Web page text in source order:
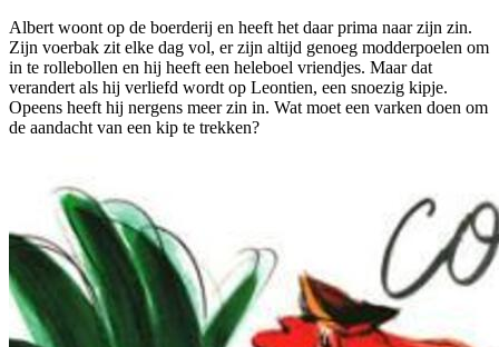
Albert woont op de boerderij en heeft het daar prima naar zijn zin.
Zijn voerbak zit elke dag vol, er zijn altijd genoeg modderpoelen om
in te rollebollen en hij heeft een heleboel vriendjes. Maar dat
verandert als hij verliefd wordt op Leontien, een snoezig kipje.
Opeens heeft hij nergens meer zin in. Wat moet een varken doen om
de aandacht van een kip te trekken?